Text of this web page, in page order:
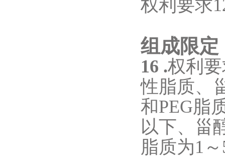
权利要求
组成限定
16 .权利
性脂质、
和PEG脂
以下、甾
脂质为1 ～